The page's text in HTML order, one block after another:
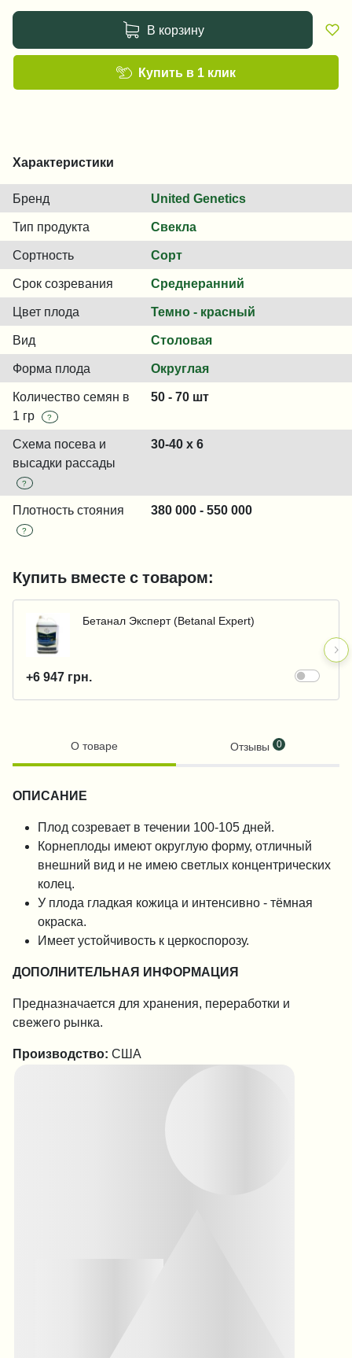
В корзину
Купить в 1 клик
Характеристики
Бренд United Genetics
Тип продукта Свекла
Сортность Сорт
Срок созревания Среднеранний
Цвет плода Темно - красный
Вид Столовая
Форма плода Округлая
Количество семян в
1 гр
?
50 - 70 шт
Схема посева и
высадки рассады
?
30-40 x 6
Плотность стояния
?
380 000 - 550 000
Купить вместе с товаром:
Бетанал Эксперт (Betanal Expert)
+6 947 грн.
О товаре Отзывы 0
ОПИСАНИЕ
Плод созревает в течении 100-105 дней.
Корнеплоды имеют округлую форму, отличный
внешний вид и не имею светлых концентрических
колец.
У плода гладкая кожица и интенсивно - тёмная
окраска.
Имеет устойчивость к церкоспорозу.
ДОПОЛНИТЕЛЬНАЯ ИНФОРМАЦИЯ
Предназначается для хранения, переработки и
свежего рынка.
Производство: США